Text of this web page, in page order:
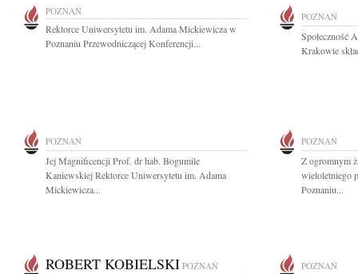
POZNAŃ
Rektorce Uniwersytetu im. Adama Mickiewicza w
Poznaniu Przewodniczącej Konferencji...
POZNAŃ
Społeczność
Krakowie
POZNAŃ
Jej Magnificencji Prof. dr hab. Bogumile
Kaniewskiej Rektorce Uniwersytetu im. Adama
Mickiewicza...
POZNAŃ
Z ogromnym
wieloletniego
Poznaniu...
ROBERT KOBIELSKI POZNAŃ POZNAŃ